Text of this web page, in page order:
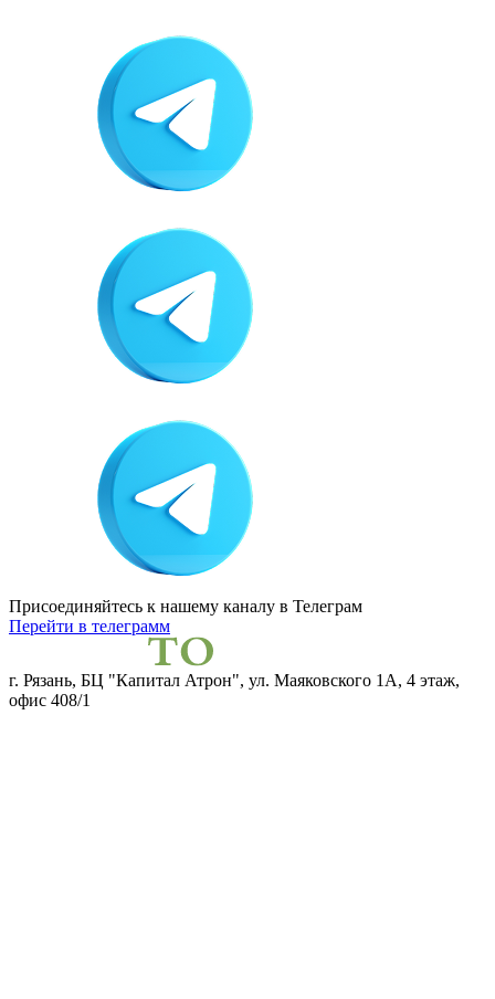
Присоединяйтесь к нашему каналу в Телеграм
Перейти в телеграмм
г. Рязань, БЦ "Капитал Атрон", ул. Маяковского 1А, 4 этаж,
офис 408/1